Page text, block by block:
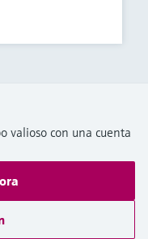
valioso con una cuenta